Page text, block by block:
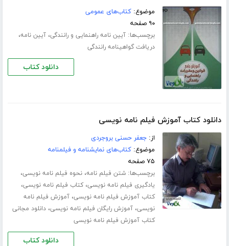
موضوع:کتاب‌های عمومی
۹۰ صفحه
برچسب‌ها:آیین نامه راهنمایی و رانندگی،آیین نامه،
دریافت گواهینامه رانندگی
دانلود کتاب
دانلود کتاب آموزش فیلم نامه نویسی
از:جعفر حسنی بروجردی
موضوع:کتاب‌های نمایشنامه و فیلمنامه
۷۵ صفحه
برچسب‌ها:شتن فیلم نامه،نحوه فیلم نامه نویسی،
یادگیری فیلم نامه نویسی،کتاب فیلم نامه نویسی،
کتاب آموزش فیلم نامه نویسی،آموزش فیلم نامه
نویسی،آموزش رایگان فیلم نامه نویسی،دانلود مجانی
کتاب آموزش فیلم نامه نویسی
دانلود کتاب